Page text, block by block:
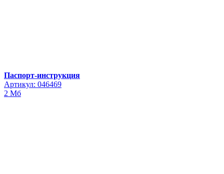
Паспорт-инструкция
Артикул: 046469
2 Мб